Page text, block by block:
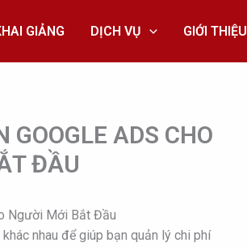
GIẢNG DỊCH VỤ GIỚI THIỆU
ADS CHO
ĐẦU
Người Mới Bắt Đầu
nhau để giúp bạn quản lý chi phí